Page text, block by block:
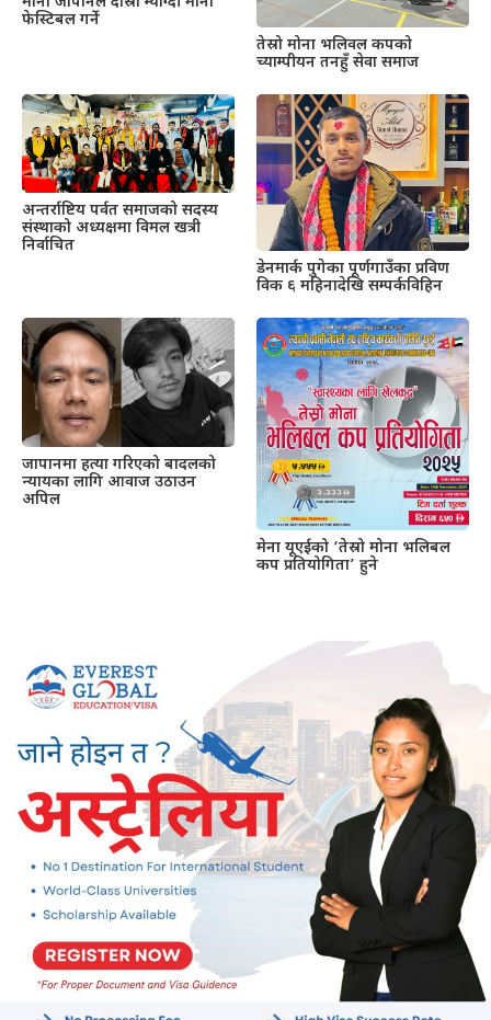
फेस्टिबल गर्ने
तेस्रो मोना भलिवल कपको
च्याम्पीयन तनहुँ सेवा समाज
अन्तर्राष्टिय पर्वत समाजको सदस्य
संस्थाको अध्यक्षमा विमल खत्री
निर्वाचित
डेनमार्क पुगेका पूर्णगाउँका प्रविण
विक ६ महिनादेखि सम्पर्कविहिन
जापानमा हत्या गरिएको बादलको
न्यायका लागि आवाज उठाउन
अपिल
मेना यूएईको ‘तेस्रो मोना भलिबल
कप प्रतियोगिता’ हुने